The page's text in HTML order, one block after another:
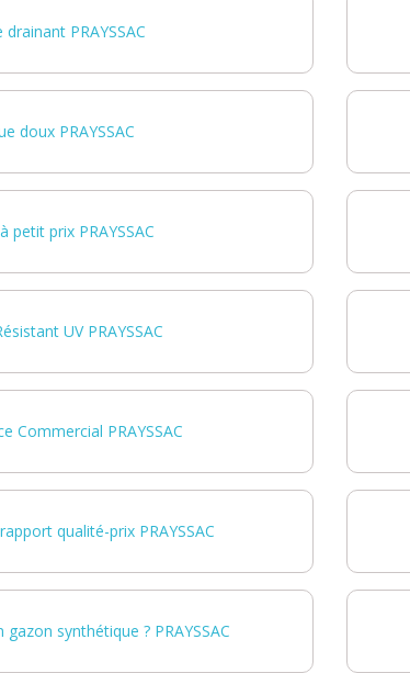
PRAYSSAC
doux PRAYSSAC
petit prix PRAYSSAC
UV PRAYSSAC
Commercial PRAYSSAC
qualité-prix PRAYSSAC
synthétique ? PRAYSSAC